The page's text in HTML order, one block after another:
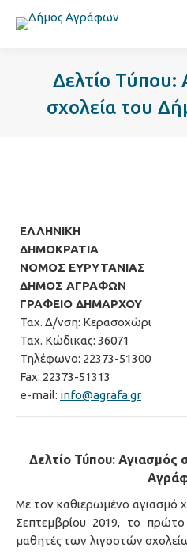
Δελτίο Τύπου:
σχολεία του
ΕΛΛΗΝΙΚΗ
ΔΗΜΟΚΡΑΤΙΑ
ΝΟΜΟΣ ΕΥΡΥΤΑΝΙΑΣ
ΔΗΜΟΣ ΑΓΡΑΦΩΝ
ΓΡΑΦΕΙΟ ΔΗΜΑΡΧΟΥ
Ταχ. Δ/νση: Κερασοχώρι
Ταχ. Κώδικας: 36071
Τηλέφωνο: 22373-51300
Fax: 22373-51313
e-mail: info@agrafa.gr
Δελτίο Τύπου: Αγιασμός
Με τον καθιερωμένο αγιασμό
Σεπτεμβρίου 2019, το
μαθητές των λιγοστών